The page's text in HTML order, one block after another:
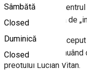
Sâmbătă
Closed
Duminică
Closed
Elena” se află în
adevărat calitatea de
Construcția ei a
Ioan Herda,
preotului Lucian Vitan.